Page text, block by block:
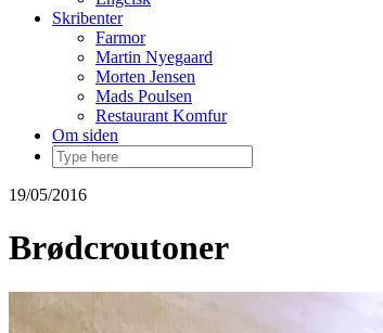
Skribenter
Farmor
Martin Nyegaard
Morten Jensen
Mads Poulsen
Restaurant Komfur
Om siden
19/05/2016
Brødcroutoner